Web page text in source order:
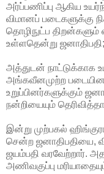
அர்ப்பணிப்பு ஆகிய
விமானப் படைகளுக்கு
தொழிநுட்ப திறன்களும்
உள்ளதென்று ஜனாதிபதி;
அத்துடன் நாட்டுக்காக
அங்கவீனமுற்ற
உறுப்பினர்களுக்கும்
நன்றியையும்
இன்று முற்பகல்
சென்ற ஜனாதிபதியை,
ஜயம்பதி வரவேற்றார்.
அணிவகுப்பு